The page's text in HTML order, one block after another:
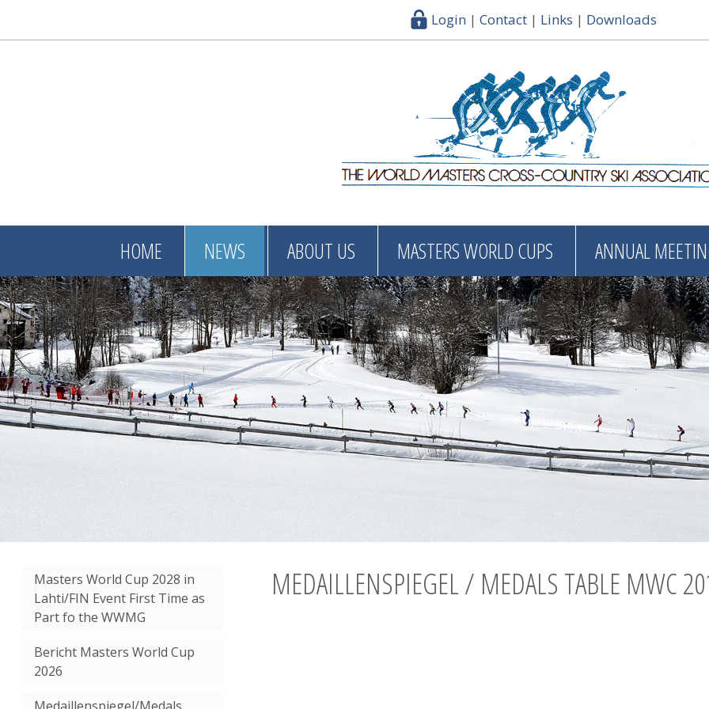
Login | Contact| Links | Downloads
HOME NEWS ABOUT US MASTERS WORLD CUPS ANNUAL
Masters World Cup 2028 in
Lahti/FIN Event First Time as
Part fo the WWMG
Bericht Masters World Cup
2026
MEDAILLENSPIEGEL / MEDALS TABLE MWC